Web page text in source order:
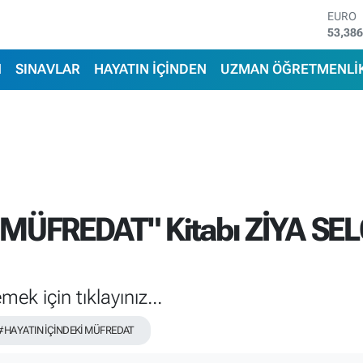
SINAVLAR HAYATIN İÇİNDEN UZMAN
Kitabı ZİYA
için tıklayınız...
İÇİNDEKİ MÜFREDAT